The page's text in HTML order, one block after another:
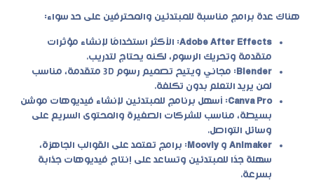
هناك عدة برامج مناسبة للمبتدئين والمحترفين على حد سواء:
Adobe After Effects: الأكثر استخدامًا لإنشاء مؤثرات
متقدمة وتحريك الرسوم، لكنه يحتاج لتدريب.
Blender
: مجاني ويتيح تصميم رسوم 3D متقدمة، مناسب
لمن يريد التعلم بدون تكلفة.
Canva Pro: أسهل برنامج للمبتدئين لإنشاء فيديوهات موشن
بسيطة، مناسب للشركات الصغيرة والمحتوى السريع على
وسائل التواصل.
Animaker و Moovly : برامج تعتمد على القوالب الجاهزة،
سهلة جدًا للمبتدئين وتساعد على إنتاج فيديوهات جذابة
بسرعة.